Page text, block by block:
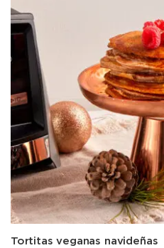
Tortitas veganas navideñas